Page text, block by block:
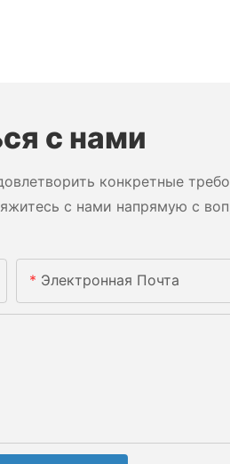
с нами
конкретные
с нами напрямую с
Электронная Почта